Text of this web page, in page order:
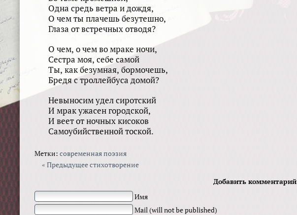
Одна средь ветра и дождя,
О чем ты плачешь безутешно,
Глаза от встречных отводя?
О чем, о чем во мраке ночи,
Сестра моя, себе самой
Ты, как безумная, бормочешь,
Бредя с троллейбуса домой?
Невыносим удел сиротский
И мрак ужасен городской,
И веет от ночных кисоков
Самоубийственной тоской.
Метки: современная поэзия
« Предыдущее стихотворение
Добавить комментарий
Имя
Mail (will not be published)